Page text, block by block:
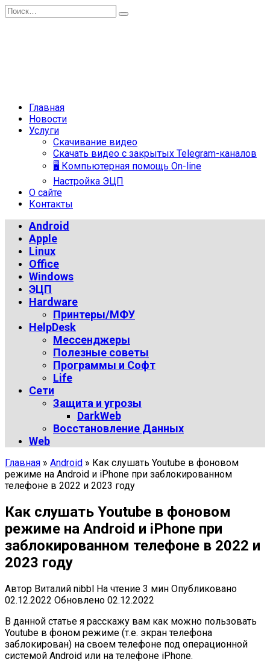
Перейти
к
Search
for:
Главная
Новости
Услуги
Скачивание видео
Скачать видео с закрытых Telegram-каналов
🖥 Компьютерная помощь On-line
Настройка ЭЦП
О сайте
Контакты
Android
Apple
Linux
Office
Windows
ЭЦП
Hardware
Принтеры/МФУ
HelpDesk
Мессенджеры
Полезные советы
Программы и Софт
Life
Сети
Защита и угрозы
DarkWeb
Восстановление Данных
Web
Главная » Android » Как слушать Youtube в фоновом
режиме на Android и iPhone при заблокированном
телефоне в 2022 и 2023 году
Как слушать Youtube в фоновом
режиме на Android и iPhone при
заблокированном телефоне в 2022 и
2023 году
Автор Виталий nibbl На чтение 3 мин Опубликовано
02.12.2022 Обновлено 02.12.2022
В данной статье я расскажу вам как можно пользовать
Youtube в фоном режиме (т.е. экран телефона
заблокирован) на своем телефоне под операционной
системой Android или на телефоне iPhone.